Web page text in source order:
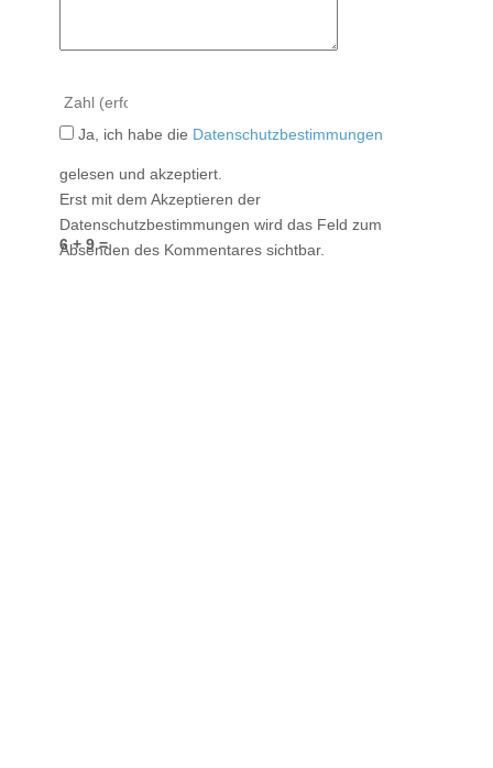
6 + 9 =
Ja, ich habe die Datenschutzbestimmungen
gelesen und akzeptiert.
Erst mit dem Akzeptieren der
Datenschutzbestimmungen wird das Feld zum
Absenden des Kommentares sichtbar.